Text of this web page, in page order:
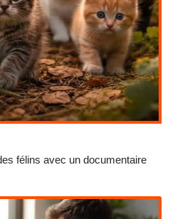
félins avec un documentaire